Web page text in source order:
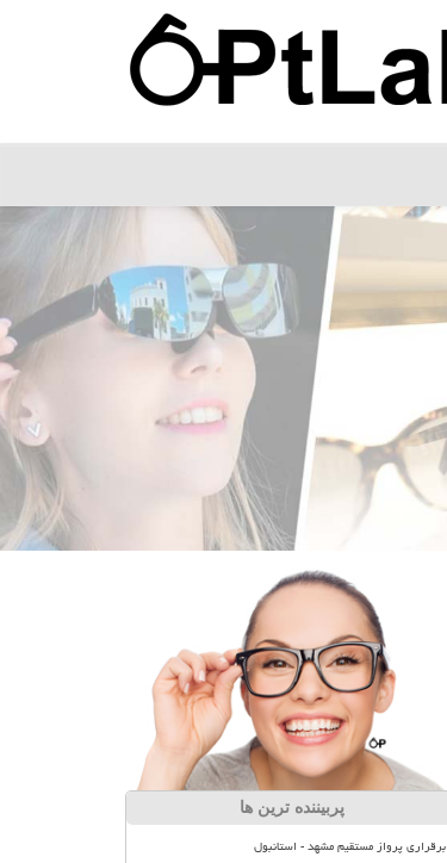
پربیننده ترین ها
برقراری پرواز مستقیم مشهد - استانبول